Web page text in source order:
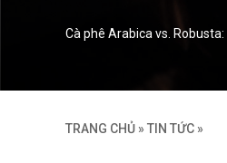
Cà phê Arabica vs.
TRANG CHỦ » TIN TỨC »